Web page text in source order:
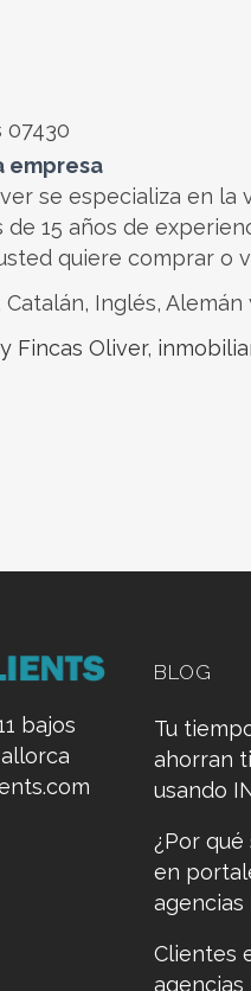
07430
empresa
se especializa en
de 15 años de
quiere comprar o
Catalán, Inglés, Alemán
Fincas Oliver,
bajos
BLOG
Tu
ahorran
usando
¿Por
en
agencias
Clientes
agencias